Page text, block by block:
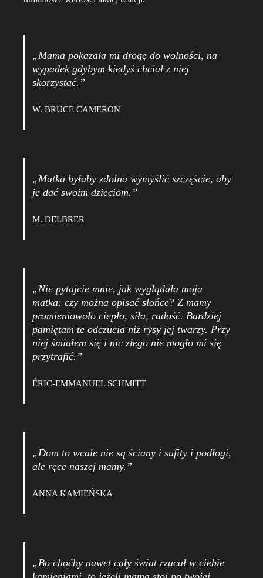
„Mama pokazała mi drogę do wolności, na
wypadek gdybym kiedyś chciał z niej
skorzystać.”
W. BRUCE CAMERON
„Matka byłaby zdolna wymyślić szczęście, aby
je dać swoim dzieciom.”
M. DELBRER
„Nie pytajcie mnie, jak wyglądała moja
matka: czy można opisać słońce? Z mamy
promieniowało ciepło, siła, radość. Bardziej
pamiętam te odczucia niż rysy jej twarzy. Przy
niej śmiałem się i nic złego nie mogło mi się
przytrafić.”
ÉRIC-EMMANUEL SCHMITT
„Dom to wcale nie są ściany i sufity i podłogi,
ale ręce naszej mamy.”
ANNA KAMIEŃSKA
„Bo choćby nawet cały świat rzucał w ciebie